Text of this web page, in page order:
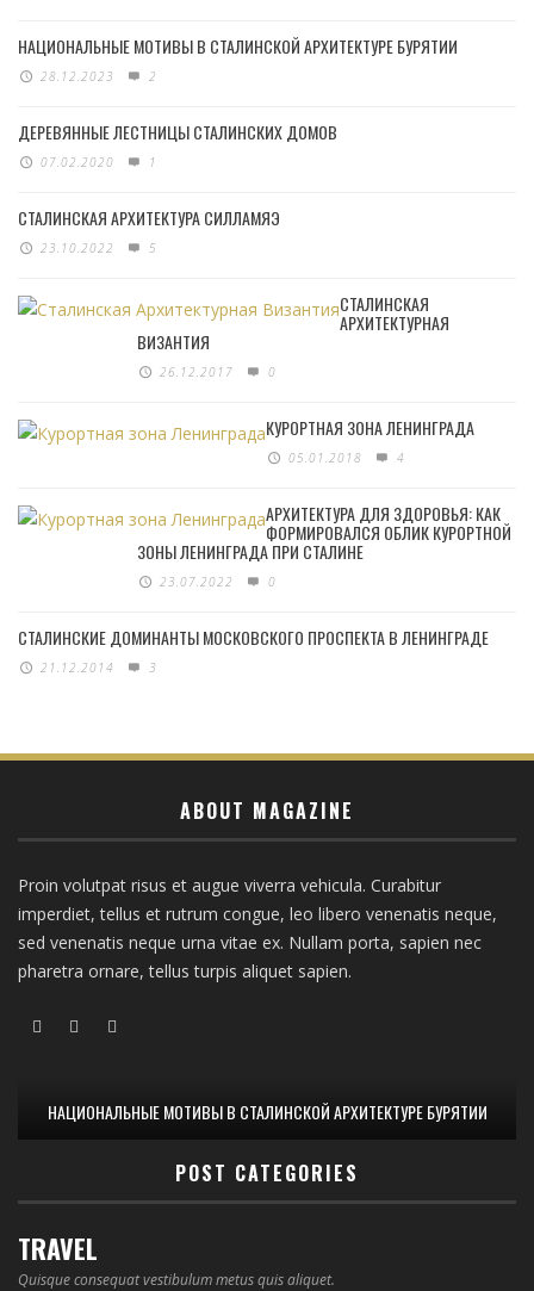
НАЦИОНАЛЬНЫЕ МОТИВЫ В СТАЛИНСКОЙ АРХИТЕКТУРЕ БУРЯТИИ
28.12.2023 2
ДЕРЕВЯННЫЕ ЛЕСТНИЦЫ СТАЛИНСКИХ ДОМОВ
07.02.2020 1
СТАЛИНСКАЯ АРХИТЕКТУРА СИЛЛАМЯЭ
23.10.2022 5
СТАЛИНСКАЯ
АРХИТЕКТУРНАЯ
ВИЗАНТИЯ
26.12.2017 0
КУРОРТНАЯ ЗОНА ЛЕНИНГРАДА
05.01.2018 4
АРХИТЕКТУРА ДЛЯ ЗДОРОВЬЯ: КАК
ФОРМИРОВАЛСЯ ОБЛИК КУРОРТНОЙ
ЗОНЫ ЛЕНИНГРАДА ПРИ СТАЛИНЕ
23.07.2022 0
СТАЛИНСКИЕ ДОМИНАНТЫ МОСКОВСКОГО ПРОСПЕКТА В ЛЕНИНГРАДЕ
21.12.2014 3
ABOUT MAGAZINE
Proin volutpat risus et augue viverra vehicula. Curabitur
imperdiet, tellus et rutrum congue, leo libero venenatis neque,
sed venenatis neque urna vitae ex. Nullam porta, sapien nec
pharetra ornare, tellus turpis aliquet sapien.
НАЦИОНАЛЬНЫЕ МОТИВЫ В СТАЛИНСКОЙ АРХИТЕКТУРЕ БУРЯТИИ
POST CATEGORIES
TRAVEL
Quisque consequat vestibulum metus quis aliquet.